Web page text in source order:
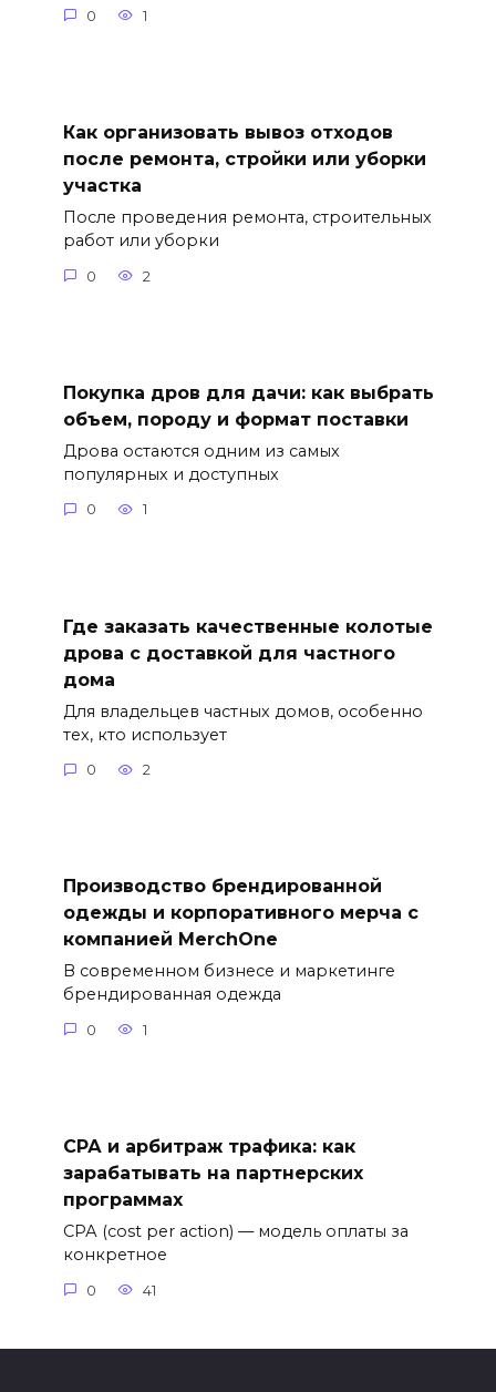
0 1
Как организовать вывоз отходов
после ремонта, стройки или уборки
участка
После проведения ремонта, строительных
работ или уборки
0 2
Покупка дров для дачи: как выбрать
объем, породу и формат поставки
Дрова остаются одним из самых
популярных и доступных
0 1
Где заказать качественные колотые
дрова с доставкой для частного
дома
Для владельцев частных домов, особенно
тех, кто использует
0 2
Производство брендированной
одежды и корпоративного мерча с
компанией MerchOne
В современном бизнесе и маркетинге
брендированная одежда
0 1
СРА и арбитраж трафика: как
зарабатывать на партнерских
программах
СРА (cost per action) — модель оплаты за
конкретное
0 41